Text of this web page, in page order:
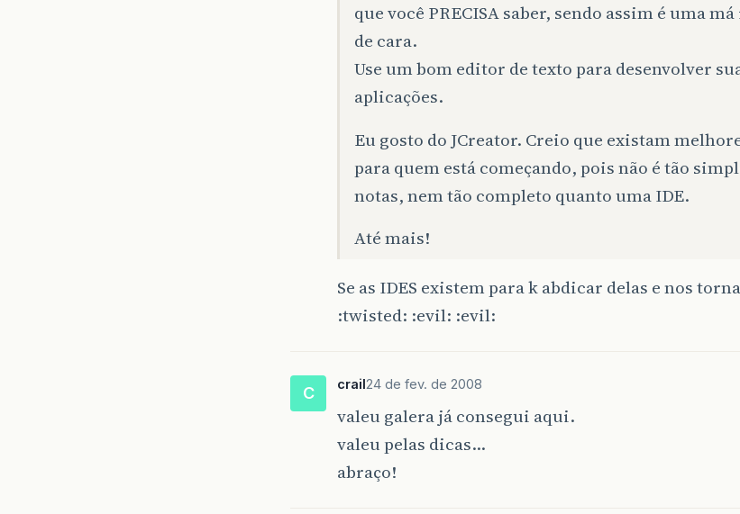
que você PRECISA saber, sendo assim é uma
de cara.
Use um bom editor de texto para desenvolver
aplicações.
Eu gosto do JCreator. Creio que existam
para quem está começando, pois não é tão
notas, nem tão completo quanto uma IDE.
Até mais!
Se as IDES existem para k abdicar delas e nos
:twisted: :evil: :evil:
C crail24 de fev. de 2008
valeu galera já consegui aqui.
valeu pelas dicas…
abraço!